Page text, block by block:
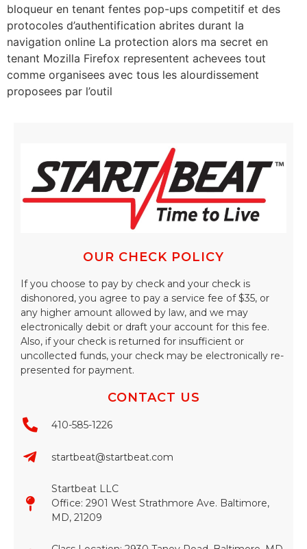
bloqueur en tenant fentes pop-ups competitif et des
protocoles d’authentification abrites durant la
navigation online La protection alors ma secret en
tenant Mozilla Firefox representent achevees tout
comme organisees avec tous les alourdissement
proposees par l’outil
OUR CHECK POLICY
If you choose to pay by check and your check is
dishonored, you agree to pay a service fee of $35, or
any higher amount allowed by law, and we may
electronically debit or draft your account for this fee.
Also, if your check is returned for insufficient or
uncollected funds, your check may be electronically re-
presented for payment.
CONTACT US
410-585-1226
startbeat@startbeat.com
Startbeat LLC
Office: 2901 West Strathmore Ave. Baltimore,
MD, 21209